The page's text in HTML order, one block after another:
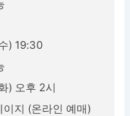
) 19:30
) 오후 2시
지 (온라인 예매)